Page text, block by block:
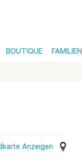
BOUTIQUE FAMILIEN
Anzeigen